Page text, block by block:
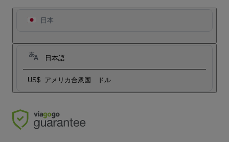
日本
日本語
US$ アメリカ合衆国 ドル